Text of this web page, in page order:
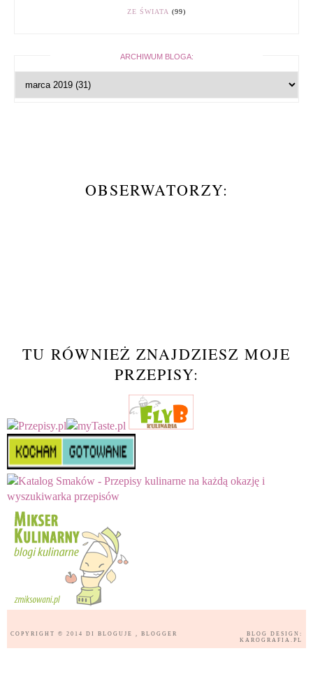
ZE ŚWIATA (99)
ARCHIWUM BLOGA:
OBSERWATORZY:
TU RÓWNIEŻ ZNAJDZIESZ MOJE
PRZEPISY:
COPYRIGHT © 2014 DI BLOGUJE , BLOGGER
BLOG DESIGN:
KAROGRAFIA.PL